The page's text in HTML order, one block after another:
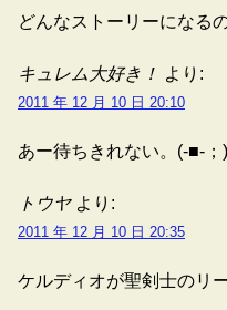
どんなストーリーになる
キュレム大好き！ より:
2011 年 12 月 10 日 20:10
あー待ちきれない。(‐■‐；)
トウヤ より:
2011 年 12 月 10 日 20:35
ケルディオが聖剣士のリ